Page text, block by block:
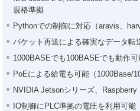
規格準拠
Pythonでの制御に対応（aravis、
パケット再送による確実なデータ転
1000BASEでも100BASEでも動作可
PoEによる給電も可能（1000Base/
NVIDIA Jetsonシリーズ、Raspberry
IO制御にPLC準拠の電圧を利用可能